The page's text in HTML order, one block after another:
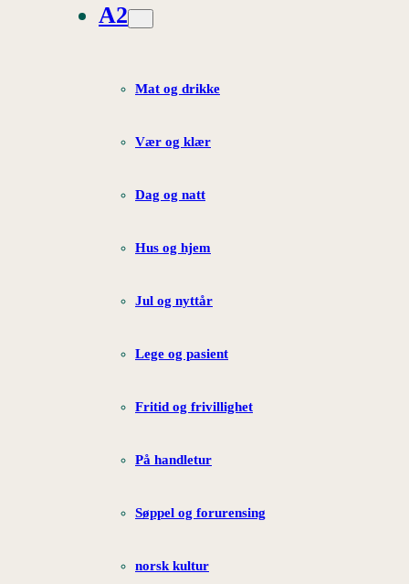
A2
Mat og drikke
Vær og klær
Dag og natt
Hus og hjem
Jul og nyttår
Lege og pasient
Fritid og frivillighet
På handletur
Søppel og forurensing
norsk kultur